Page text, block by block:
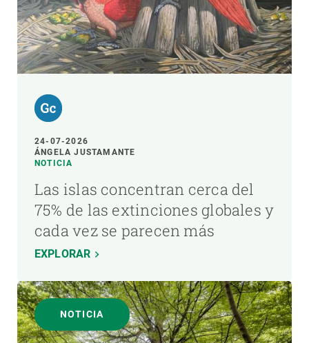
24-07-2026
ÁNGELA JUSTAMANTE
NOTICIA
Las islas concentran cerca del
75% de las extinciones globales y
cada vez se parecen más
EXPLORAR
NOTICIA